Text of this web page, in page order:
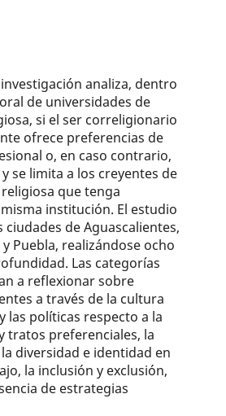
analiza, dentro
de universidades de
si el ser co­rreligionario
ofrece preferencias de
o, en caso contrario,
se limita a los creyentes de
que tenga
institución. El estudio
ciudades de Aguascalientes,
Puebla, realizándose ocho
Las categorías
a reflexionar sobre
a través de la cultura
las políticas respecto a la
tratos preferenciales, la
diversidad e identidad en
la inclusión y exclusión,
de estrategias